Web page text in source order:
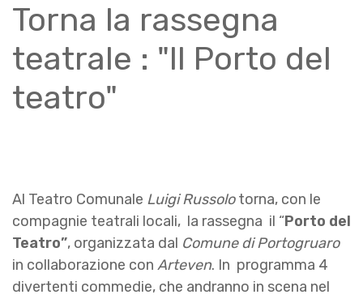
Torna la rassegna
teatrale : "Il Porto del
teatro"
Al Teatro Comunale Luigi Russolotorna, con le
compagnie teatrali locali, la rassegna il “Porto del
Teatro”, organizzata dal Comune di Portogruaro
in collaborazione con Arteven. In programma 4
divertenti commedie, che andranno in scena nel